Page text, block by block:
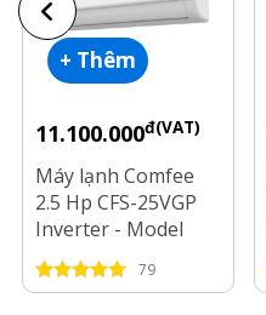
+ Thêm
11.100.000đ(VAT)
Máy lạnh Comfee
2.5 Hp CFS-25VGP
Inverter - Model
2025
79